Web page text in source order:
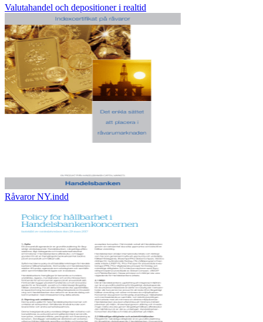
Valutahandel och depositioner i realtid
Råvaror NY.indd